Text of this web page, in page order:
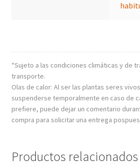
*Sujeto a las condiciones climáticas y de
transporte.
Olas de calor: Al ser las plantas seres
suspenderse temporalmente en caso de
prefiere, puede dejar un comentario
compra para solicitar una entrega
Productos relacionados